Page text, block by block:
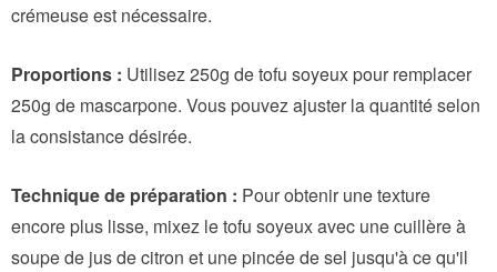
crémeuse est nécessaire.
Proportions : Utilisez 250g de tofu soyeux pour remplacer
250g de mascarpone. Vous pouvez ajuster la quantité selon
la consistance désirée.
Technique de préparation : Pour obtenir une texture
encore plus lisse, mixez le tofu soyeux avec une cuillère à
soupe de jus de citron et une pincée de sel jusqu'à ce qu'il